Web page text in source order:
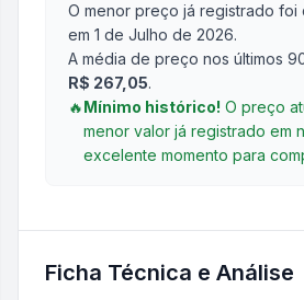
O menor preço já registrado foi
em 1 de Julho de 2026.
A média de preço nos últimos
R$ 267,05.
🔥Mínimo histórico! O preço
menor valor já registrado em
excelente momento para
Ficha Técnica e Análise